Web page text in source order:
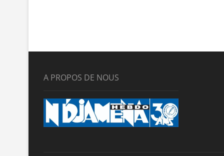
A PROPOS DE NOUS